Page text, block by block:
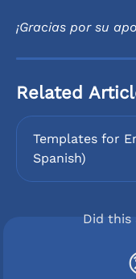
¡Gracias por su
Related
Templates for
Spanish)
Did this